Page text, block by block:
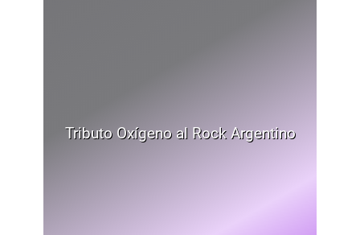
Tributo Oxígeno al Rock Argentino